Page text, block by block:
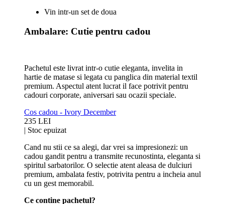
Vin intr-un set de doua
Ambalare: Cutie pentru cadou
Pachetul este livrat intr-o cutie eleganta, invelita in
hartie de matase si legata cu panglica din material textil
premium. Aspectul atent lucrat il face potrivit pentru
cadouri corporate, aniversari sau ocazii speciale.
Cos cadou - Ivory December
235 LEI
| Stoc epuizat
Cand nu stii ce sa alegi, dar vrei sa impresionezi: un
cadou gandit pentru a transmite recunostinta, eleganta si
spiritul sarbatorilor. O selectie atent aleasa de dulciuri
premium, ambalata festiv, potrivita pentru a incheia anul
cu un gest memorabil.
Ce contine pachetul?